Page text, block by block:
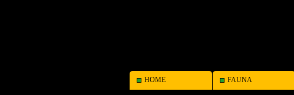
HOME FAUNA